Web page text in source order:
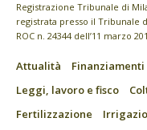
Registrazione Tribunale di
registrata presso il Tribunale
ROC n. 24344 dell’11 marzo
Attualità
Leggi, lavoro e fisco
Fertilizzazione